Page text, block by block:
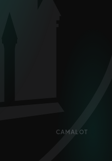
CAMALOT